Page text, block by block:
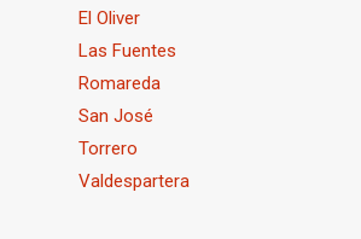
El Oliver
Las Fuentes
Romareda
San José
Torrero
Valdespartera